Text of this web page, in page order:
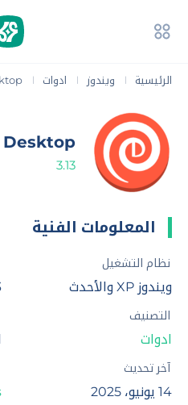
الرئيسية | ويندوز | ادوات |
Desktop
3.13
المعلومات الفنية
نظام التشغيل
ويندوز XP والأحدث
التصنيف
ادوات
آخر تحديث
14 يونيو، 2025